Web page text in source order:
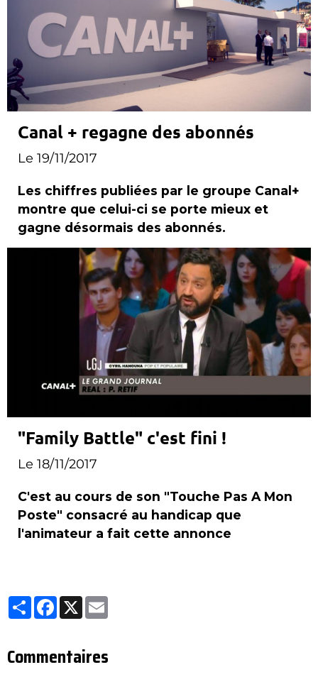
Canal + regagne des abonnés
Le 19/11/2017
Les chiffres publiées par le groupe Canal+
montre que celui-ci se porte mieux et
gagne désormais des abonnés.
"Family Battle" c'est fini !
Le 18/11/2017
C'est au cours de son "Touche Pas A Mon
Poste" consacré au handicap que
l'animateur a fait cette annonce
Partager
Facebook
X
Commentaires